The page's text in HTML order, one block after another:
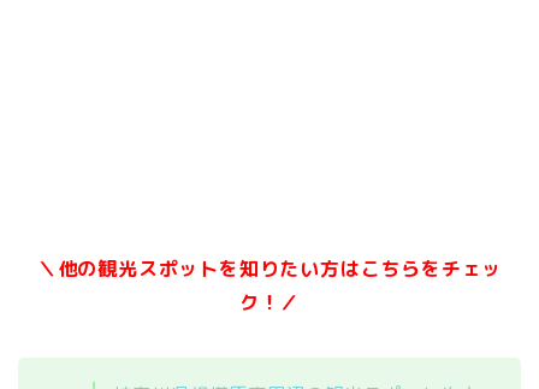
＼他の観光スポットを知りたい方はこちらをチェッ
ク！／